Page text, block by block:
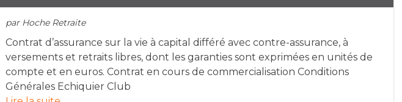
par Hoche Retraite
Contrat d’assurance sur la vie à capital différé avec contre-assurance, à
versements et retraits libres, dont les garanties sont exprimées en unités de
compte et en euros. Contrat en cours de commercialisation Conditions
Générales Echiquier Club